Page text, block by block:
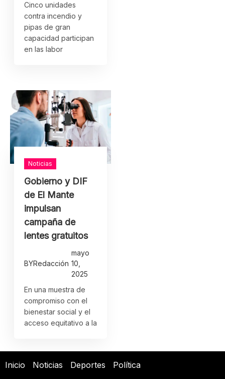
Cinco unidades
contra incendio y
pipas de gran
capacidad participan
en las labor
Noticias
Gobierno y DIF
de El Mante
impulsan
campaña de
lentes gratuitos
BYRedacción
mayo
10,
2025
En una muestra de
compromiso con el
bienestar social y el
acceso equitativo a la
Inicio Noticias Deportes Política